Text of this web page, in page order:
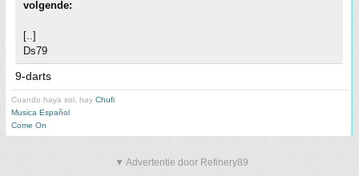
volgende:
[..]
Ds79
9-darts
Cuando haya sol, hay Chufi
Musica Español
Come On
▼ Advertentie door Refinery89